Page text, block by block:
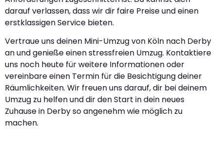
darauf verlassen, dass wir dir faire Preise und einen
erstklassigen Service bieten.
Vertraue uns deinen Mini-Umzug von Köln nach Derby
an und genieße einen stressfreien Umzug. Kontaktiere
uns noch heute für weitere Informationen oder
vereinbare einen Termin für die Besichtigung deiner
Räumlichkeiten. Wir freuen uns darauf, dir bei deinem
Umzug zu helfen und dir den Start in dein neues
Zuhause in Derby so angenehm wie möglich zu
machen.